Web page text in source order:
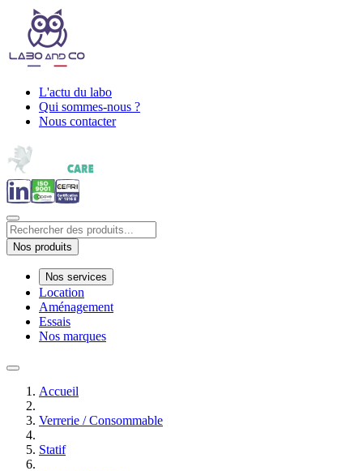
L'actu du labo
Qui sommes-nous ?
Nous contacter
Nos produits
Nos services
Location
Aménagement
Essais
Nos marques
Accueil
Verrerie / Consommable
Statif